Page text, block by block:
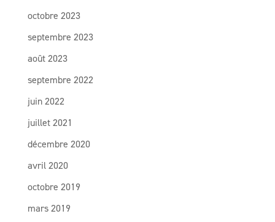
octobre 2023
septembre 2023
août 2023
septembre 2022
juin 2022
juillet 2021
décembre 2020
avril 2020
octobre 2019
mars 2019